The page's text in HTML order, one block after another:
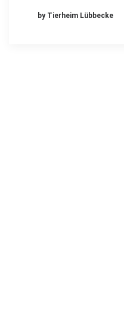
by Tierheim Lübbecke